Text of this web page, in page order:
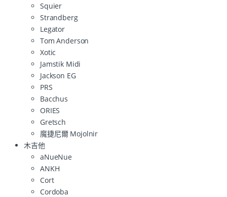
Squier
Strandberg
Legator
Tom Anderson
Xotic
Jamstik Midi
Jackson EG
PRS
Bacchus
ORIES
Gretsch
魔捷尼爾 Mojolnir
木吉他
aNueNue
ANKH
Cort
Cordoba